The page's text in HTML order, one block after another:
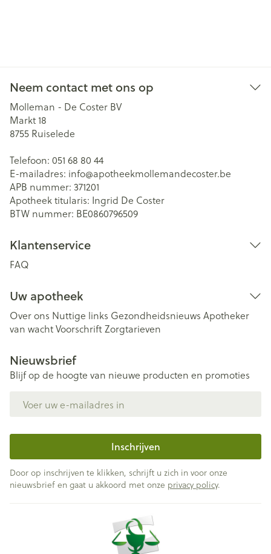
Neem contact met ons op
Molleman - De Coster BV
Markt 18
8755 Ruiselede
Telefoon: 051 68 80 44
E-mailadres: info@apotheekmollemandecoster.be
APB nummer: 371201
Apotheek titularis: Ingrid De Coster
BTW nummer: BE0860796509
Klantenservice
FAQ
Uw apotheek
Over ons Nuttige links Gezondheidsnieuws Apotheker
van wachtVoorschriftZorgtarieven
Nieuwsbrief
Blijf op de hoogte van nieuwe producten en promoties
Inschrijven
Door op inschrijven te klikken, schrijft u zich in voor onze
nieuwsbrief en gaat u akkoord met onze privacy policy.